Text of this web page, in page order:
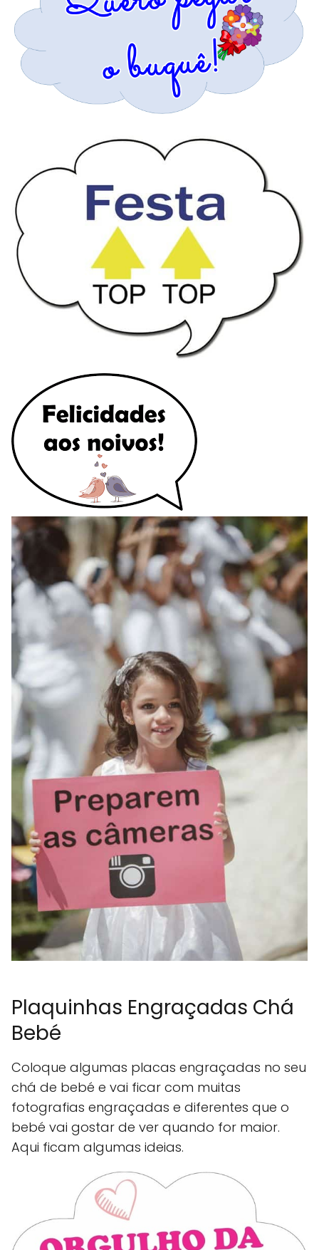
Plaquinhas Engraçadas Chá
Bebé
Coloque algumas placas engraçadas no seu
chá de bebé e vai ficar com muitas
fotografias engraçadas e diferentes que o
bebé vai gostar de ver quando for maior.
Aqui ficam algumas ideias.